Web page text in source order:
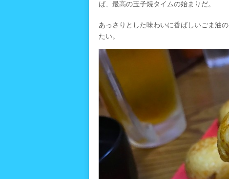
ば、最高の玉子焼タイムの始まりだ。
あっさりとした味わいに香ばしいごま油
たい。